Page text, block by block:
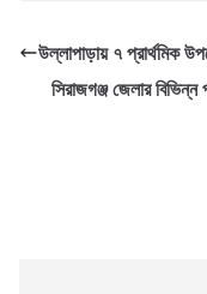
উল্লাপাড়ায় ৭ প্রার্থমিক
সিরাজগঞ্জ জেলার